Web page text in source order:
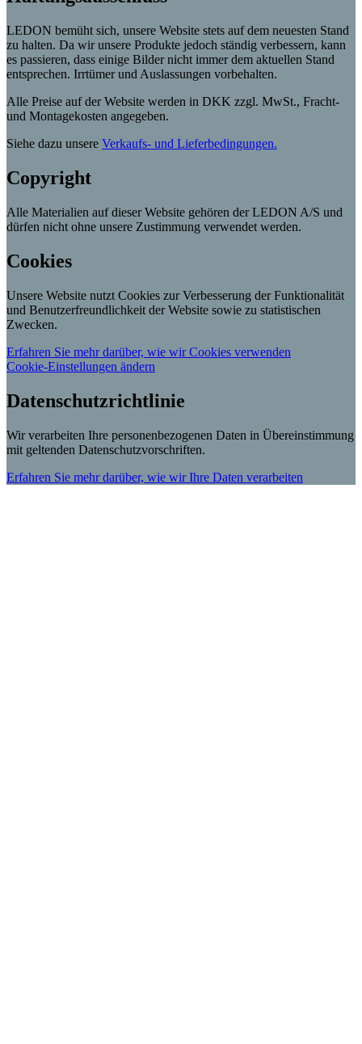
LEDON bemüht sich, unsere Website stets auf dem neuesten Stand
zu halten. Da wir unsere Produkte jedoch ständig verbessern, kann
es passieren, dass einige Bilder nicht immer dem aktuellen Stand
entsprechen. Irrtümer und Auslassungen vorbehalten.
Alle Preise auf der Website werden in DKK zzgl. MwSt., Fracht-
und Montagekosten angegeben.
Siehe dazu unsere Verkaufs- und Lieferbedingungen.
Copyright
Alle Materialien auf dieser Website gehören der LEDON A/S und
dürfen nicht ohne unsere Zustimmung verwendet werden.
Cookies
Unsere Website nutzt Cookies zur Verbesserung der Funktionalität
und Benutzerfreundlichkeit der Website sowie zu statistischen
Zwecken.
Erfahren Sie mehr darüber, wie wir Cookies verwenden
Cookie-Einstellungen ändern
Datenschutzrichtlinie
Wir verarbeiten Ihre personenbezogenen Daten in Übereinstimmung
mit geltenden Datenschutzvorschriften.
Erfahren Sie mehr darüber, wie wir Ihre Daten verarbeiten